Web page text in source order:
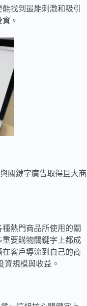
找到最能刺激和吸引
。
關鍵字廣告取得巨大商
熱門商品所使用的關
要購物關鍵字上都成
客戶導流到自己的商
資規模與收益。